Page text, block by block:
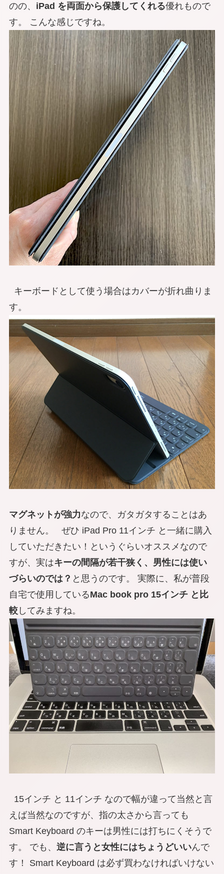
のの、 iPad を両面から保護してくれる優れもので
す。 こんな感じですね。
キーボードとして使う場合はカバーが折れ曲りま
す。
マグネットが強力なので、ガタガタすることはあ
りません。 ぜひ iPad Pro 11インチ と一緒に購入
していただきたい！というぐらいオススメなので
すが、実はキーの間隔が若干狭く、男性には使い
づらいのでは？ と思うのです。 実際に、私が普段
自宅で使用しているMac book pro 15インチ と比
較してみますね。
15インチ と 11インチ なので幅が違って当然と言
えば当然なのですが、指の太さから言っても
Smart Keyboard のキーは男性には打ちにくそうで
す。 でも、 逆に言うと女性にはちょうどいいんで
す！ Smart Keyboard は必ず買わなければいけない